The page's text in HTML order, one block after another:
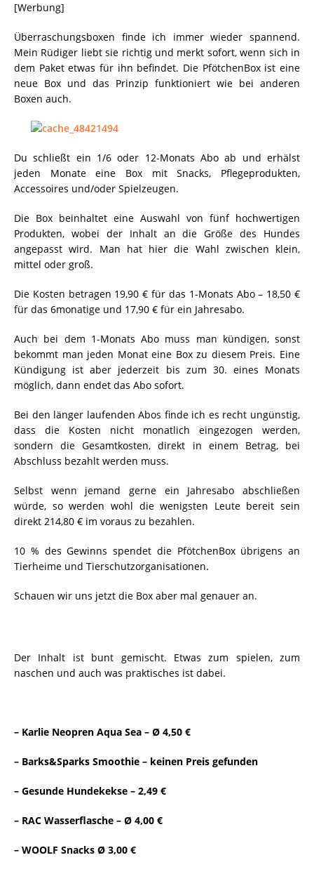
[Werbung]
Überraschungsboxen finde ich immer wieder spannend.
Mein Rüdiger liebt sie richtig und merkt sofort, wenn sich in
dem Paket etwas für ihn befindet. Die PfötchenBox ist eine
neue Box und das Prinzip funktioniert wie bei anderen
Boxen auch.
Du schließt ein 1/6 oder 12-Monats Abo ab und erhälst
jeden Monate eine Box mit Snacks, Pflegeprodukten,
Accessoires und/oder Spielzeugen.
Die Box beinhaltet eine Auswahl von fünf hochwertigen
Produkten, wobei der Inhalt an die Größe des Hundes
angepasst wird. Man hat hier die Wahl zwischen klein,
mittel oder groß.
Die Kosten betragen 19,90 € für das 1-Monats Abo – 18,50 €
für das 6monatige und 17,90 € für ein Jahresabo.
Auch bei dem 1-Monats Abo muss man kündigen, sonst
bekommt man jeden Monat eine Box zu diesem Preis. Eine
Kündigung ist aber jederzeit bis zum 30. eines Monats
möglich, dann endet das Abo sofort.
Bei den länger laufenden Abos finde ich es recht ungünstig,
dass die Kosten nicht monatlich eingezogen werden,
sondern die Gesamtkosten, direkt in einem Betrag, bei
Abschluss bezahlt werden muss.
Selbst wenn jemand gerne ein Jahresabo abschließen
würde, so werden wohl die wenigsten Leute bereit sein
direkt 214,80 € im voraus zu bezahlen.
10 % des Gewinns spendet die PfötchenBox übrigens an
Tierheime und Tierschutzorganisationen.
Schauen wir uns jetzt die Box aber mal genauer an.
Der Inhalt ist bunt gemischt. Etwas zum spielen, zum
naschen und auch was praktisches ist dabei.
– Karlie Neopren Aqua Sea – Ø 4,50 €
– Barks&Sparks Smoothie – keinen Preis gefunden
– Gesunde Hundekekse – 2,49 €
– RAC Wasserflasche – Ø 4,00 €
– WOOLF Snacks Ø 3,00 €